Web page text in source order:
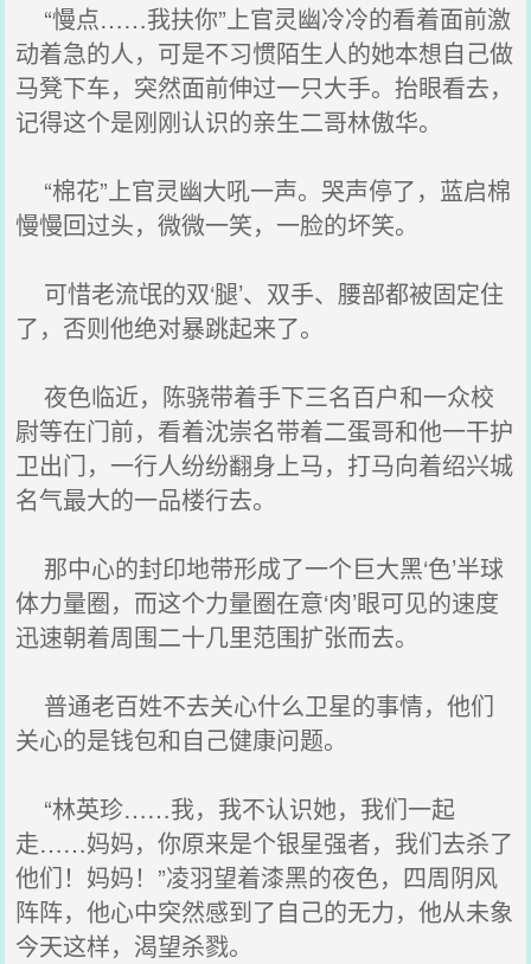
“慢点……我扶你”上官灵幽冷冷的看着面前激
动着急的人，可是不习惯陌生人的她本想自己做
马凳下车，突然面前伸过一只大手。抬眼看去，
记得这个是刚刚认识的亲生二哥林傲华。
“棉花”上官灵幽大吼一声。哭声停了，蓝启棉
慢慢回过头，微微一笑，一脸的坏笑。
可惜老流氓的双‘腿’、双手、腰部都被固定住
了，否则他绝对暴跳起来了。
夜色临近，陈骁带着手下三名百户和一众校
尉等在门前，看着沈崇名带着二蛋哥和他一干护
卫出门，一行人纷纷翻身上马，打马向着绍兴城
名气最大的一品楼行去。
那中心的封印地带形成了一个巨大黑‘色’半球
体力量圈，而这个力量圈在意‘肉’眼可见的速度
迅速朝着周围二十几里范围扩张而去。
普通老百姓不去关心什么卫星的事情，他们
关心的是钱包和自己健康问题。
“林英珍……我，我不认识她，我们一起
走……妈妈，你原来是个银星强者，我们去杀了
他们！妈妈！”凌羽望着漆黑的夜色，四周阴风
阵阵，他心中突然感到了自己的无力，他从未象
今天这样，渴望杀戮。